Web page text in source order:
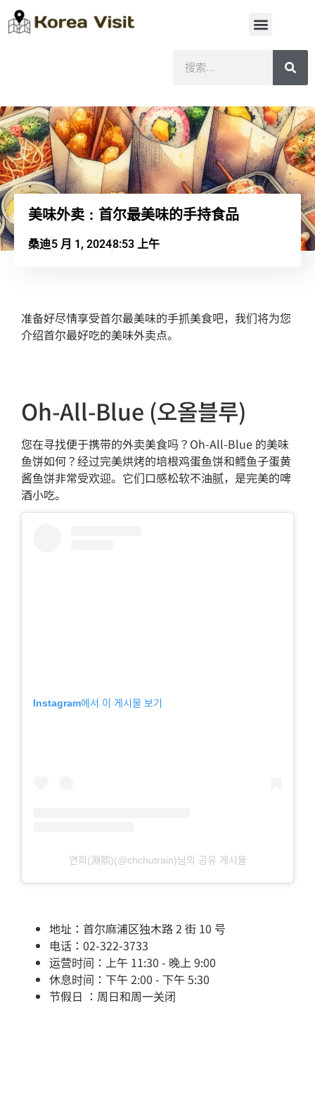
美味外卖：首尔最美味的手持食品
桑迪5 月 1, 20248:53 上午
准备好尽情享受首尔最美味的手抓美食吧，我们将为您
介绍首尔最好吃的美味外卖点。
Oh-All-Blue (오올블루)
您在寻找便于携带的外卖美食吗？Oh-All-Blue 的美味
鱼饼如何？经过完美烘烤的培根鸡蛋鱼饼和鳕鱼子蛋黄
酱鱼饼非常受欢迎。它们口感松软不油腻，是完美的啤
酒小吃。
Instagram에서 이 게시물 보기
연희(淵熙)(@chchutrain)님의 공유 게시물
地址：首尔麻浦区独木路 2 街 10 号
电话：02-322-3733
运营时间：上午 11:30 - 晚上 9:00
休息时间：下午 2:00 - 下午 5:30
节假日 ：周日和周一关闭